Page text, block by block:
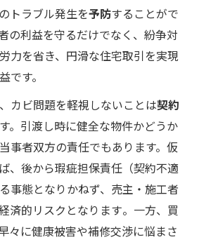
トラブル発生を予防することがで
の利益を守るだけでなく、紛争対
力を省き、円滑な住宅取引を実現
です。
カビ問題を軽視しないことは契約
。引渡し時に健全な物件かどうか
事者双方の責任でもあります。仮
、後から瑕疵担保責任（契約不適
事態となりかねず、売主・施工者
済的リスクとなります​。一方、買
々に健康被害や補修交渉に悩まさ